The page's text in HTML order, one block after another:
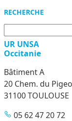
RECHERCHE
UR UNSA
Occitanie
Bâtiment A
20 Chem. du
31100 TOULOUSE
05 62 47 20 72